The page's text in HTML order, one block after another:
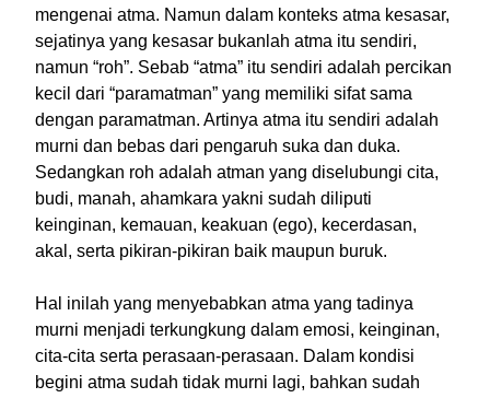
mengenai atma. Namun dalam konteks atma kesasar,
sejatinya yang kesasar bukanlah atma itu sendiri,
namun “roh”. Sebab “atma” itu sendiri adalah percikan
kecil dari “paramatman” yang memiliki sifat sama
dengan paramatman. Artinya atma itu sendiri adalah
murni dan bebas dari pengaruh suka dan duka.
Sedangkan roh adalah atman yang diselubungi cita,
budi, manah, ahamkara yakni sudah diliputi
keinginan, kemauan, keakuan (ego), kecerdasan,
akal, serta pikiran-pikiran baik maupun buruk.
Hal inilah yang menyebabkan atma yang tadinya
murni menjadi terkungkung dalam emosi, keinginan,
cita-cita serta perasaan-perasaan. Dalam kondisi
begini atma sudah tidak murni lagi, bahkan sudah